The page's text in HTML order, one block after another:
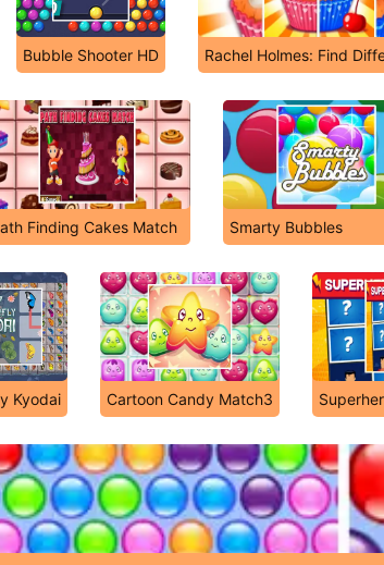
Bubble Shooter HD Rachel Holmes: Find
Finding Cakes Match Smarty Bubbles
Kyodai Cartoon Candy Match3